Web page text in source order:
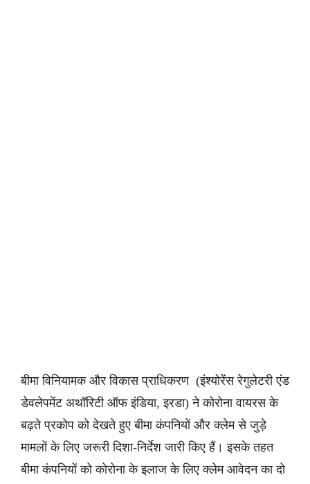
बीमा विनियामक और विकास प्राधिकरण (इंश्योरेंस रेगुलेटरी एंड
डेवलेपमेंट अथॉरिटी ऑफ इंडिया, इरडा) ने कोरोना वायरस के
बढ़ते प्रकोप को देखते हुए बीमा कंपनियों और क्लेम से जुड़े
मामलों के लिए जरूरी दिशा-निर्देश जारी किए हैं। इसके तहत
बीमा कंपनियों को कोरोना के इलाज के लिए क्लेम आवेदन का दो